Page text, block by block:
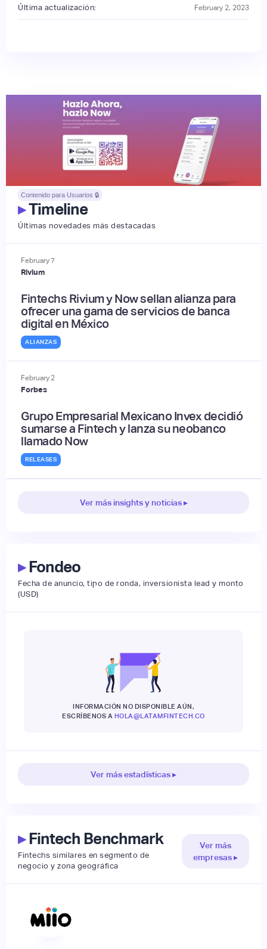
Última actualización: February 2, 2023
Contenido para Usuarios 🔒
▸Timeline
Últimas novedades más destacadas
February7
Rivium
Fintechs Rivium y Now sellan alianza para
ofrecer una gama de servicios de banca
digital en México
ALIANZAS
February2
Forbes
Grupo Empresarial Mexicano Invex decidió
sumarse a Fintech y lanza su neobanco
llamado Now
RELEASES
Ver más insights y noticias ▸
▸Fondeo
Fecha de anuncio, tipo de ronda, inversionista lead y monto
(USD)
INFORMACIÓN NO DISPONIBLE AÚN,
ESCRÍBENOS A HOLA@LATAMFINTECH.CO
Ver más estadísticas ▸
▸Fintech Benchmark
Fintechs similares en segmento de
negocio y zona geográfica
Ver más
empresas ▸